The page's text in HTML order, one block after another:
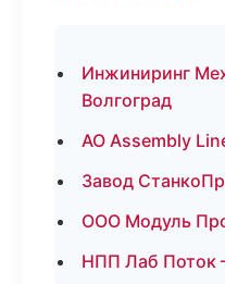
Инжиниринг
Волгоград
АО Assembly
Завод
ООО Модуль
НПП Лаб Поток